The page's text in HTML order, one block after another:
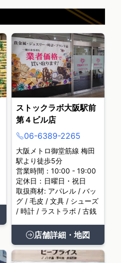
ストックラボ大阪駅前
第４ビル店
06-6389-2265
大阪メトロ御堂筋線 梅田
駅より徒歩5分
営業時間：10:00 - 19:00
定休日：日曜日・祝日
取扱商材: アパレル / バッ
グ / 毛皮 / 文具 / シューズ
/ 時計 / ラストラボ / 古銭
店舗詳細・地図